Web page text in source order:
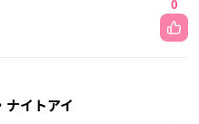
0
ナイトアイ